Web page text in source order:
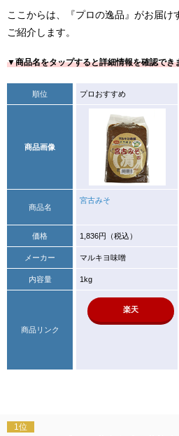
ここからは、『プロの逸品』がお届け
ご紹介します。
▼商品名をタップすると詳細情報を確認でき
順位 プロおすすめ
商品画像
商品名
宮古みそ
価格 1,836円（税込）
メーカー マルキヨ味噌
内容量 1kg
商品リンク
楽天
1位